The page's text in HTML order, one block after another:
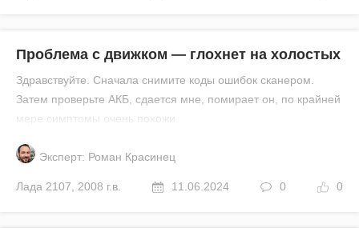
Проблема с движком — глохнет на холостых
Здравствуйте. Сначала снимите коды ошибок сканером.
Затем проверьте АКБ, сдается мне, помирает он, по крайней
мере симптомы очень похожи.
Эксперт: Роман Красинец
Лада 2107 2008 г.в. 11.06.2024 0 0